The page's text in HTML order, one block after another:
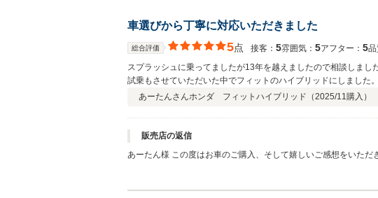
車選びから丁寧に対応いただきました
総合評価 5点 接客： 5雰囲気： 5アフター： 5品
スプラッシュに乗ってましたが13年を越えましたので相談しま
試乗もさせていただいた中でフィットのハイブリッドにしまし
もあったのですが、凄く荷物が積めたので本当に良かったです。
あーたんさんホンダ フィットハイブリッド（2025/11購入）
販売店の返信
あーたん様 この度はお車のご購入、そして嬉しいご感想をいただき誠にありがとうございます。 長年大切に乗られたスプラッシュからのお乗り換えに、当店をお選びいただけたこと